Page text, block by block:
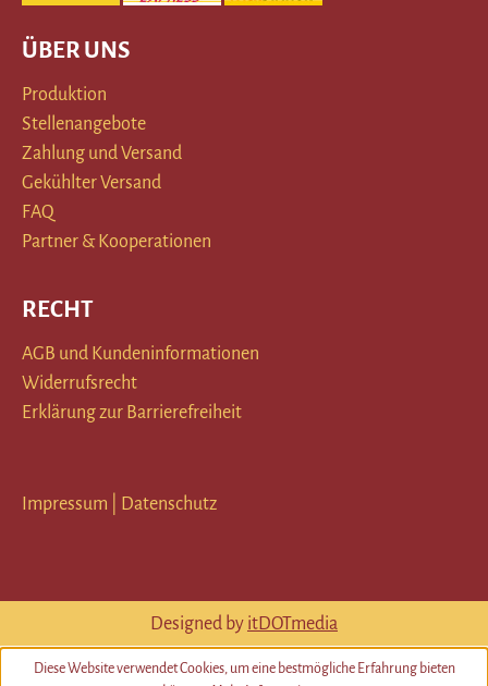
ÜBER UNS
Produktion
Stellenangebote
Zahlung und Versand
Gekühlter Versand
FAQ
Partner & Kooperationen
RECHT
AGB und Kundeninformationen
Widerrufsrecht
Erklärung zur Barrierefreiheit
Impressum Datenschutz
Designed by itDOTmedia
Diese Website verwendet Cookies, um eine bestmögliche Erfahrung bieten